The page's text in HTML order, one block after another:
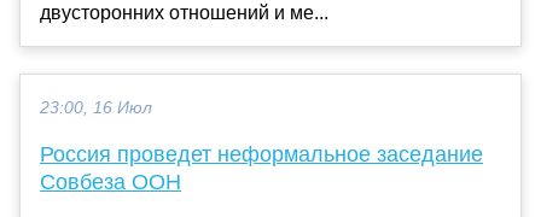
двусторонних отношений и ме...
23:00, 16 Июл
Россия проведет неформальное заседание
Совбеза ООН